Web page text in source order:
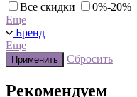
Все скидки
0%-20%
Еще
Бренд
Еще
Применить Сбросить
Рекомендуем